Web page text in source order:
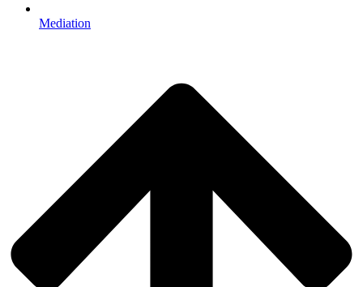
Mediation